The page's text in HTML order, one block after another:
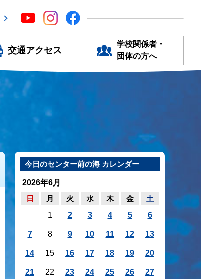
交通アクセス
学校関係者・
団体の方へ
今日のセンター前の海 カレンダー
2026年6月
日
月 火 水 木 金 土
1 2 3 4 5 6
7 8 9 10 11 12 13
14 15 16 17 18 19 20
21 22 23 24 25 26 27